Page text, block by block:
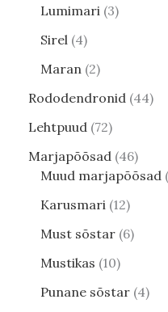
Lumimari 3
Sirel 4
Maran 2
Rododendronid 44
Lehtpuud 72
Marjapõõsad 46
Muud marjapõõsad
Karusmari 12
Must sõstar 6
Mustikas 10
Punane sõstar 4